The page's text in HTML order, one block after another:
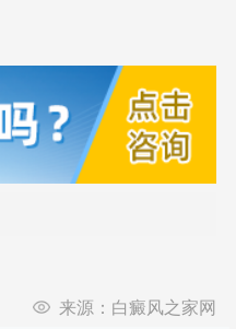
来源： 白癜风之家网